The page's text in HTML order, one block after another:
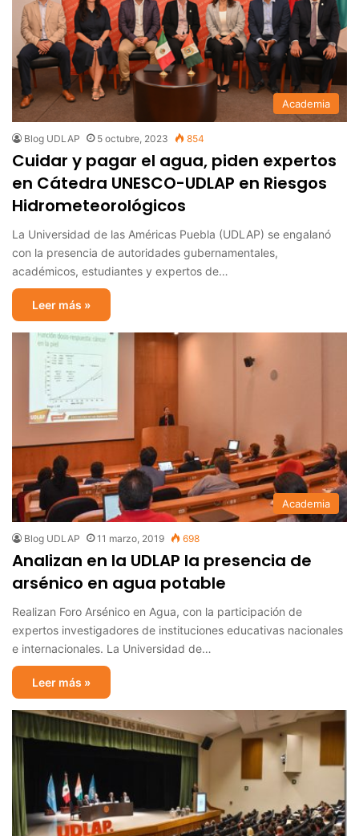
Academia
Blog UDLAP 5 octubre, 2023 854
Cuidar y pagar el agua, piden expertos
en Cátedra UNESCO-UDLAP en Riesgos
Hidrometeorológicos
La Universidad de las Américas Puebla (UDLAP) se engalanó
con la presencia de autoridades gubernamentales,
académicos, estudiantes y expertos de…
Leer más »
Academia
Blog UDLAP 11 marzo, 2019 698
Analizan en la UDLAP la presencia de
arsénico en agua potable
Realizan Foro Arsénico en Agua, con la participación de
expertos investigadores de instituciones educativas nacionales
e internacionales. La Universidad de…
Leer más »